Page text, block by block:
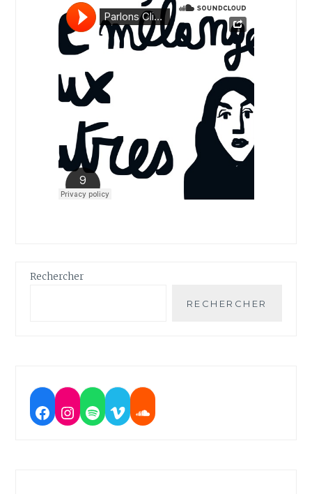
Rechercher
RECHERCHER
Facebook
Instagram
Spotify
VimeoSoundcloud